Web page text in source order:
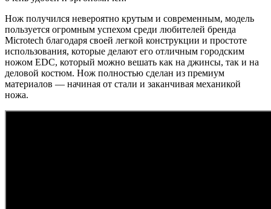
Нож получился невероятно крутым и современным, модель
пользуется огромным успехом среди любителей бренда
Microtech благодаря своей легкой конструкции и простоте
использования, которые делают его отличным городским
ножом EDC, который можно вешать как на джинсы, так и на
деловой костюм. Нож полностью сделан из премиум
материалов — начиная от стали и заканчивая механикой
ножа.